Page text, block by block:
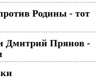
Родины - тот
Дмитрий Прянов -